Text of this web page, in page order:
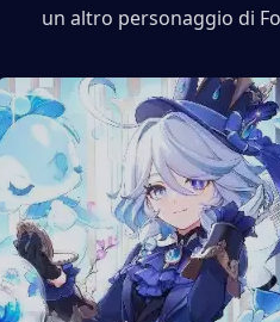
un altro personaggio di